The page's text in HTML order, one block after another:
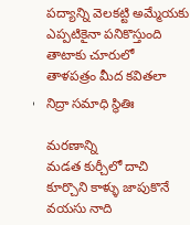
పద్యాన్ని వెలకట్టి అమ్మేయకు
ఎప్పటికైనా పనికొస్తుంది
తాటాకు చూరులో
తాళపత్రం మీద కవితలా
నిద్రా సమాధి స్థితిః
మరణాన్ని
మడత కుర్చీలో దాచి
కూర్చొని కాళ్ళు జాపుకొనే
వయసు నాది